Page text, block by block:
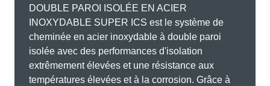
DOUBLE PAROI ISOLÉE EN ACIER
INOXYDABLE SUPER ICS est le système de
cheminée en acier inoxydable à double paroi
isolée avec des performances d'isolation
extrêmement élevées et une résistance aux
températures élevées et à la corrosion. Grâce à